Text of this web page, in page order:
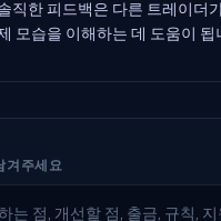
직한 피드백은 다른 트레이더
모습을 이해하는 데 도움이 됩
겨주세요